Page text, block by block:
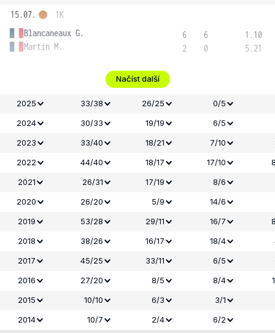
15.07.
Blancaneaux G.
Martin M.
1K
6
2
6
0
1.10
5.21
Načíst další
2025 33/38 26/25 0/5
2024
30/33 19/19 6/5
2023
33/40 18/21 7/10
2022
44/40 18/17 17/10
2021
26/31 17/19
8/6
2020
26/20 5/9 14/6
2019
53/28 29/11 16/7
2018
38/26 16/17 18/4
2017
45/25 33/11 6/5
2016
27/20 8/5 8/4
2015
10/10 6/3
3/1
2014
10/7 2/4 6/2